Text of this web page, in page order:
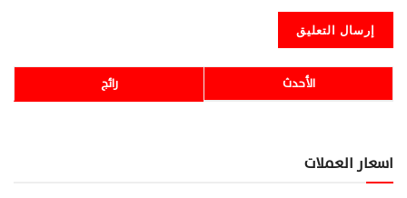
رائج الأحدث
اسعار العملات